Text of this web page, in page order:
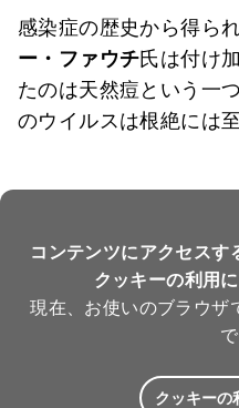
感染症の歴史から得ら
ー・ファウチ氏は付け
たのは天然痘という一
のウイルスは根絶には
コンテンツにアクセスす
クッキーの利用
現在、お使いのブラウザ
クッキーの